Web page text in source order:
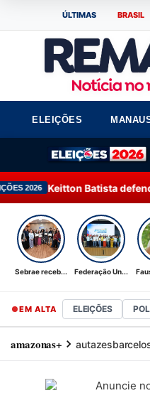
ÚLTIMAS BRASIL
ELEIÇÕES
defende bases fixas de
Sebrae receb... Federação Un...
EM ALTA ELEIÇÕES
amazonas+ autazes